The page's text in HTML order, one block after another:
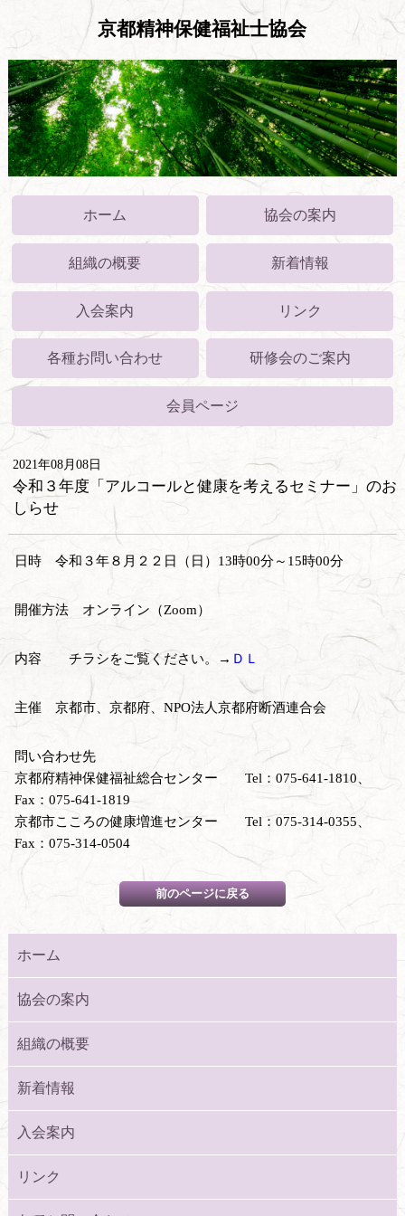
京都精神保健福祉士協会
ホーム 協会の案内
組織の概要 新着情報
入会案内 リンク
各種お問い合わせ 研修会のご案内
会員ページ
2021年08月08日
令和３年度「アルコールと健康を考えるセミナー」のお
しらせ
日時 令和３年８月２２日（日）13時00分～15時00分
開催方法 オンライン（Zoom）
内容 チラシをご覧ください。→ ＤＬ
主催 京都市、京都府、NPO法人京都府断酒連合会
問い合わせ先
京都府精神保健福祉総合センター Tel：075-641-1810、
Fax：075-641-1819
京都市こころの健康増進センター Tel：075-314-0355、
Fax：075-314-0504
ホーム
協会の案内
組織の概要
新着情報
入会案内
リンク